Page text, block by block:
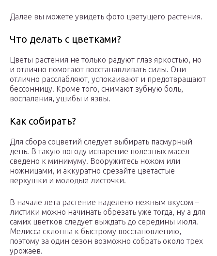
Далее вы можете увидеть фото цветущего растения.
Что делать с цветками?
Цветы растения не только радуют глаз яркостью, но
и отлично помогают восстанавливать силы. Они
отлично расслабляют, успокаивают и предотвращают
бессонницу. Кроме того, снимают зубную боль,
воспаления, ушибы и язвы.
Как собирать?
Для сбора соцветий следует выбирать пасмурный
день. В такую погоду испарение полезных масел
сведено к минимуму. Вооружитесь ножом или
ножницами, и аккуратно срезайте цветастые
верхушки и молодые листочки.
В начале лета растение наделено нежным вкусом –
листики можно начинать обрезать уже тогда, ну а для
самих цветков следует выждать до середины июля.
Мелисса склонна к быстрому восстановлению,
поэтому за один сезон возможно собрать около трех
урожаев.